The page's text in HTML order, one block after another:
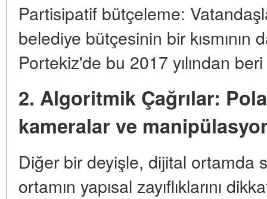
Partisipatif bütçeleme:
belediye bütçesinin bir kısmının
Portekiz'de bu 2017 yılından
2. Algoritmik Çağrılar:
kameralar ve
Diğer bir deyişle, dijital ortamda
ortamın yapısal zayıflıklarını